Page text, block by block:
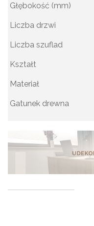
Głębokość (mm)
Liczba drzwi
Liczba szuflad
Kształt
Materiał
Gatunek drewna